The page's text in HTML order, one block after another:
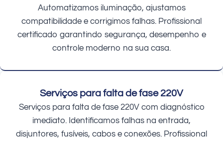
Automatizamos iluminação, ajustamos
compatibilidade e corrigimos falhas. Profissional
certificado garantindo segurança, desempenho e
controle moderno na sua casa.
Serviços para falta de fase 220V
Serviços para falta de fase 220V com diagnóstico
imediato. Identificamos falhas na entrada,
disjuntores, fusíveis, cabos e conexões. Profissional